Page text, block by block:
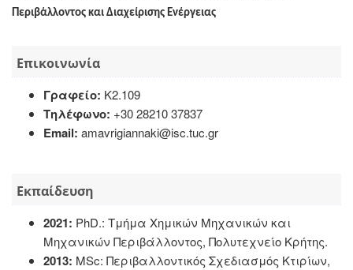
Περιβάλλοντος και Διαχείρισης Ενέργειας
Επικοινωνία
Γραφείο: Κ2.109
Τηλέφωνο: +30 28210 37837
Email: amavrigiannaki@isc.tuc.gr
Εκπαίδευση
2021: PhD.: Τμήμα Χημικών Μηχανικών και
Μηχανικών Περιβάλλοντος, Πολυτεχνείο Κρήτης.
2013: MSc: Περιβαλλοντικός Σχεδιασμός Κτιρίων,